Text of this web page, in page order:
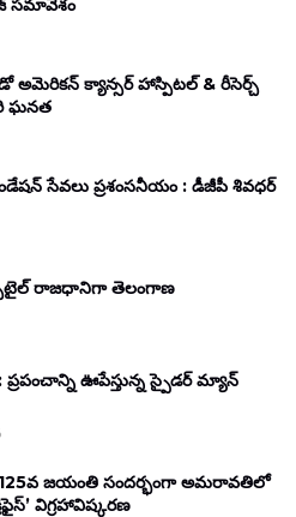
సమావేశం
అమెరికన్ క్యాన్సర్ హాస్పిటల్ & రీసెర్చ్
ఘనత
సేవలు ప్రశంసనీయం : డీజీపీ శివధర్
రాజధానిగా తెలంగాణ
ప్రపంచాన్ని ఊపేస్తున్న స్పైడర్ మ్యాన్
125వ జయంతి సందర్భంగా అమరావతిలో
విగ్రహావిష్కరణ